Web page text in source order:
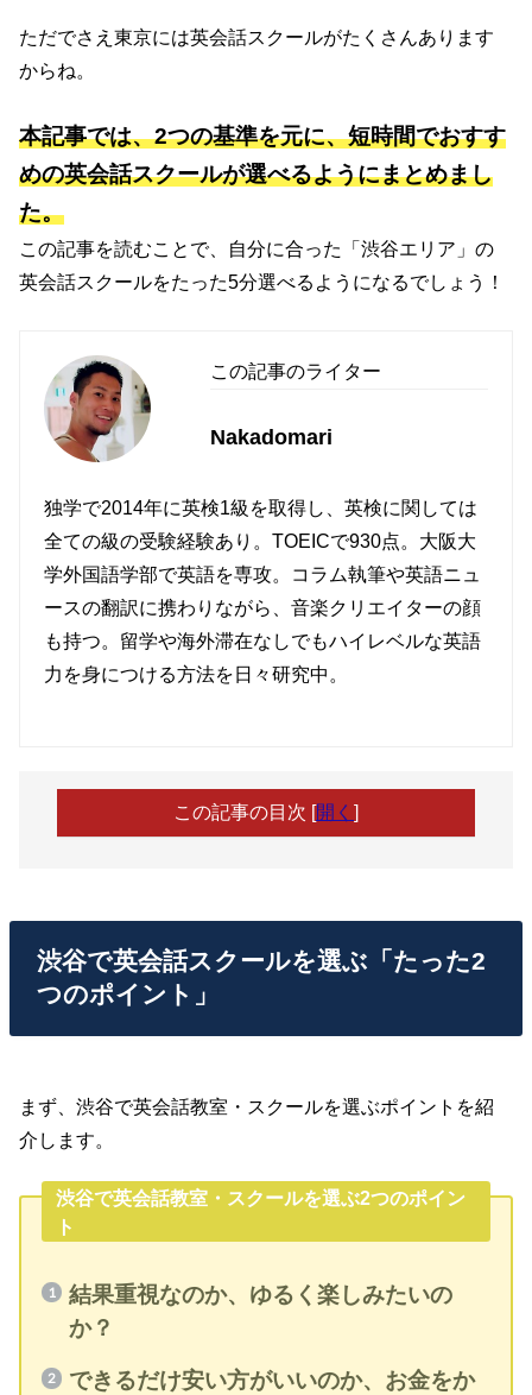
ただでさえ東京には英会話スクールがたくさんあります
からね。
本記事では、2つの基準を元に、短時間でおすす
めの英会話スクールが選べるようにまとめまし
た。
この記事を読むことで、自分に合った「渋谷エリア」の
英会話スクールをたった5分選べるようになるでしょう！
この記事のライター
Nakadomari
独学で2014年に英検1級を取得し、英検に関しては
全ての級の受験経験あり。TOEICで930点。大阪大
学外国語学部で英語を専攻。コラム執筆や英語ニュ
ースの翻訳に携わりながら、音楽クリエイターの顔
も持つ。留学や海外滞在なしでもハイレベルな英語
力を身につける方法を日々研究中。
この記事の目次 開く
渋谷で英会話スクールを選ぶ「たった2
つのポイント」
まず、渋谷で英会話教室・スクールを選ぶポイントを紹
介します。
渋谷で英会話教室・スクールを選ぶ2つのポイン
ト
結果重視なのか、ゆるく楽しみたいの
か？
できるだけ安い方がいいのか、お金をか